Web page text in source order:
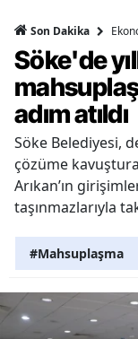
Son Dakika
Söke'de
adım atıldı
Söke Belediyesi,
çözüme
Arıkan’ın
taşınmazlarıyla
#Mahsuplaşma